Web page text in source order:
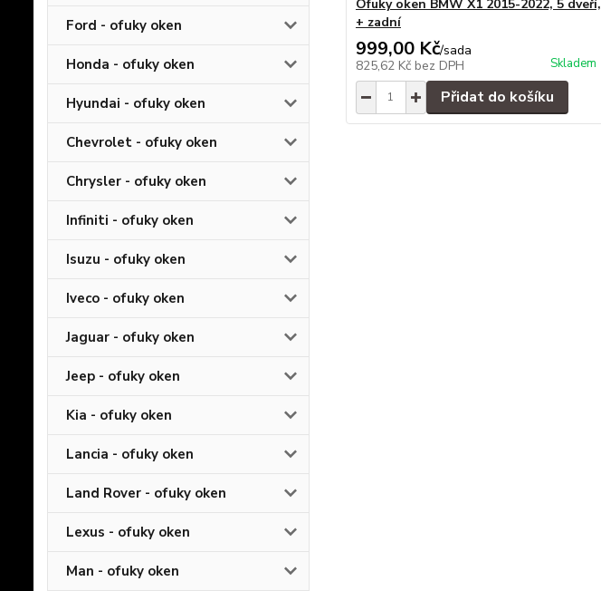
Ford - ofuky oken
Honda - ofuky oken
Hyundai - ofuky oken
Chevrolet - ofuky oken
Chrysler - ofuky oken
Infiniti - ofuky oken
Isuzu - ofuky oken
Iveco - ofuky oken
Jaguar - ofuky oken
Jeep - ofuky oken
Kia - ofuky oken
Lancia - ofuky oken
Land Rover - ofuky oken
Lexus - ofuky oken
Man - ofuky oken
Ofuky oken BMW X1 2015-2022, 5 dveří,
+ zadní
999,00 Kč/sada
825,62 Kč bez DPH Skladem
Přidat do košíku